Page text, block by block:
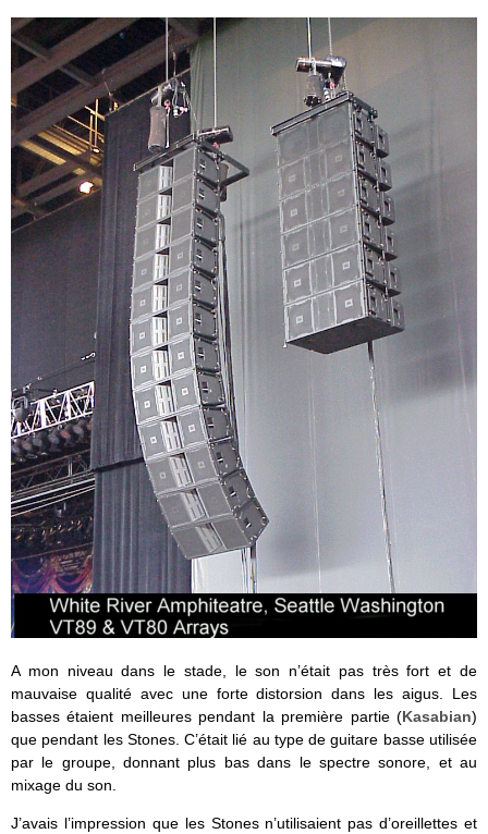
A mon niveau dans le stade, le son n’était pas très fort et de
mauvaise qualité avec une forte distorsion dans les aigus. Les
basses étaient meilleures pendant la première partie (Kasabian)
que pendant les Stones. C’était lié au type de guitare basse utilisée
par le groupe, donnant plus bas dans le spectre sonore, et au
mixage du son.
J’avais l’impression que les Stones n’utilisaient pas d’oreillettes et